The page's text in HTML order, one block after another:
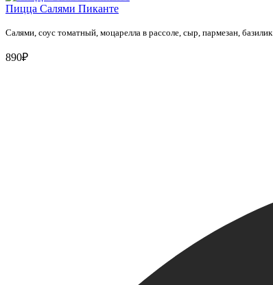
Пицца Салями Пиканте
Салями, соус томатный, моцарелла в рассоле, сыр, пармезан, базилик
890₽